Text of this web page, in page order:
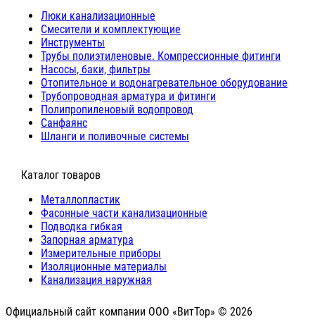
Люки канализационные
Cмесители и комплектующие
Инструменты
Трубы полиэтиленовые. Компрессионные фитинги
Насосы, баки, фильтры
Отопительное и водонагревательное оборудование
Трубопроводная арматура и фитинги
Полипропиленовый водопровод
Санфаянс
Шланги и поливочные системы
⠀Каталог товаров
Металлопластик
Фасонные части канализационные
Подводка гибкая
Запорная арматура
Измерительные приборы
Изоляционные материалы
Канализация наружная
Официальный сайт компании ООО «ВитТор» © 2026